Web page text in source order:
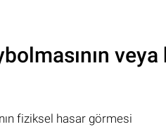
fiziksel hasar görmesi